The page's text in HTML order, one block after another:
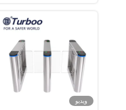
ویدیو